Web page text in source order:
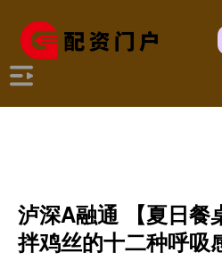
泸深A融通 【夏日餐
拌鸡丝的十二种呼吸